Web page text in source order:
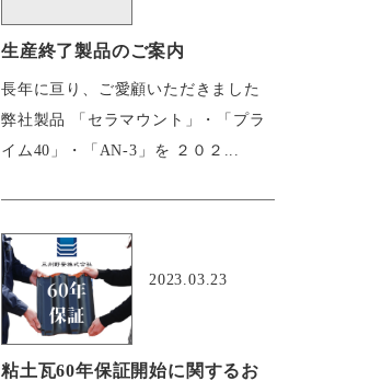
生産終了製品のご案内
長年に亘り、ご愛顧いただきました
弊社製品 「セラマウント」・「プラ
イム40」・「AN-3」を ２０２...
2023.03.23
粘土瓦60年保証開始に関するお